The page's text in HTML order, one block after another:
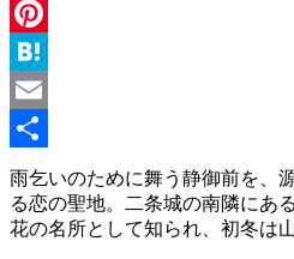
Line
Pinterest
Hatena
Email
共
有
雨乞いのために舞う静御前を、
る恋の聖地。二条城の南隣にあ
花の名所として知られ、初冬は